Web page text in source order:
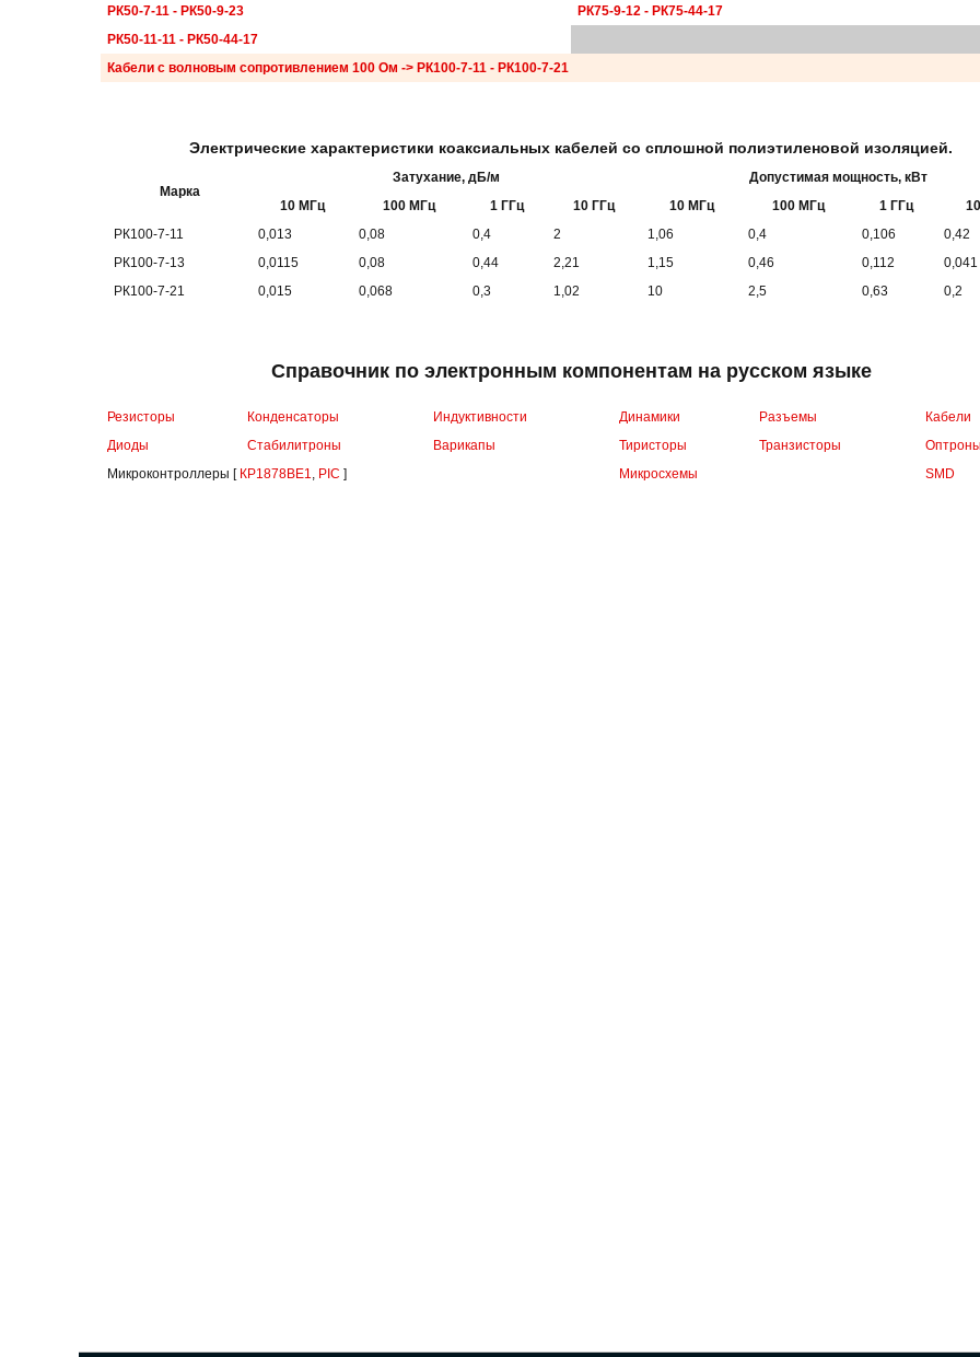
РК50-7-11 - РК50-9-23
РК75-9-12 - РК75-44-17
РК50-11-11 - РК50-44-17
Кабели с волновым сопротивлением 100 Ом -> РК100-7-11 - РК100-7-21
Электрические характеристики коаксиальных кабелей со сплошной полиэтиленовой изоляцией.
Марка
Затухание, дБ/м
Допустимая мощность, кВт
10 МГц
100 МГц 1 ГГц 10 ГГц 10 МГц 100 МГц 1 ГГц
РК100-7-11
0,013 0,08 0,4 2 1,06 0,4 0,106
0,42
РК100-7-13
0,0115 0,08 0,44 2,21 1,15 0,46 0,112
0,041
РК100-7-21
0,015 0,068 0,3 1,02 10 2,5 0,63 0,2
Справочник по электронным компонентам на русском языке
Резисторы Конденсаторы Индуктивности Динамики Разъемы
Кабели
Диоды
Стабилитроны Варикапы Тиристоры Транзисторы
Микроконтроллеры [ КР1878ВЕ1, PIC ] Микросхемы SMD